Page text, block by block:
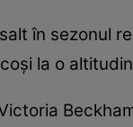
în sezonul
la o